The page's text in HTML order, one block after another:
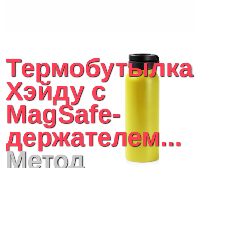
Термобутылка
Хэйду с
MagSafe-
держателем...
Метод